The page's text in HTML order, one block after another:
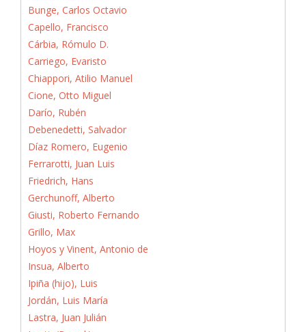
Bunge, Carlos Octavio
Capello, Francisco
Cárbia, Rómulo D.
Carriego, Evaristo
Chiappori, Atilio Manuel
Cione, Otto Miguel
Darío, Rubén
Debenedetti, Salvador
Díaz Romero, Eugenio
Ferrarotti, Juan Luis
Friedrich, Hans
Gerchunoff, Alberto
Giusti, Roberto Fernando
Grillo, Max
Hoyos y Vinent, Antonio de
Insua, Alberto
Ipiña (hijo), Luis
Jordán, Luis María
Lastra, Juan Julián